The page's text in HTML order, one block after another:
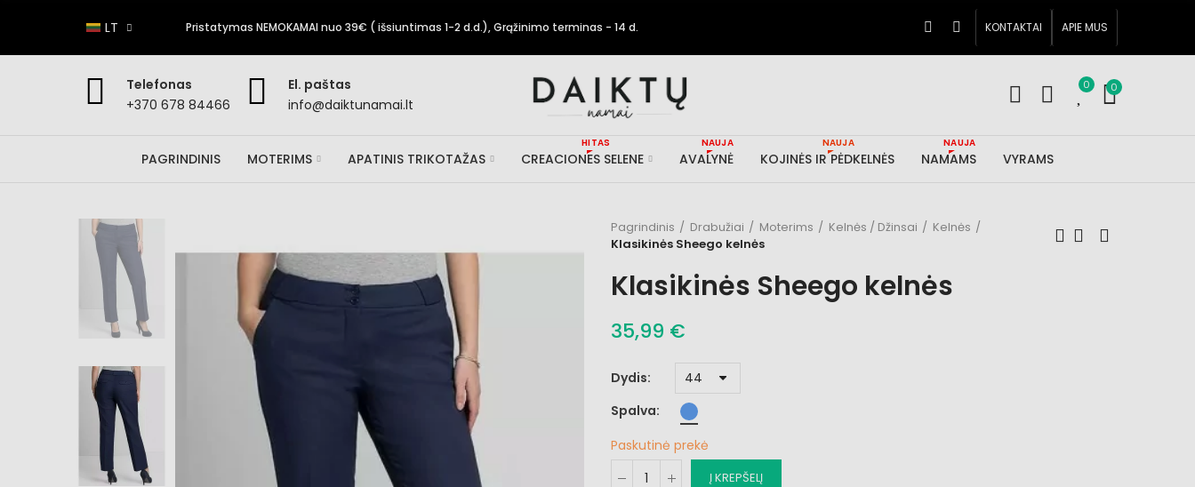
LT Pristatymas NEMOKAMAI nuo 39€ ( išsiuntimas 1-2 d.d.), Grąžinimo terminas - 14 d. KONTAKTAI APIE MUS
Telefonas
+370 678 84466
El. paštas
info@daiktunamai.lt
0 0
PAGRINDINIS MOTERIMS APATINIS TRIKOTAŽAS CREACIONES SELENE
HITAS
AVALYNĖ
NAUJA
KOJINĖS IR PĖDKELNĖS
NAUJA
NAMAMS
NAUJA
VYRAMS
Pagrindinis Drabužiai Moterims Kelnės / Džinsai
Kelnės
Klasikinės Sheego kelnės
Klasikinės Sheego kelnės
35,99 €
Dydis
Spalva
Paskutinė prekė
Į KREPŠELĮ